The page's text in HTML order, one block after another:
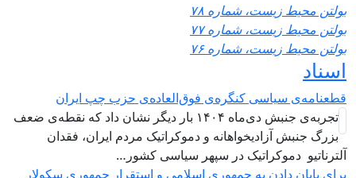
محیط زیست، شماره ۷۸
محیط زیست، شماره ۷۷
محیط زیست، شماره ۷۶
سیاسی کنگره‌ی فوق‌العاده‌ی حزب چپ ایران
تجربه‌ی جنبش دی‌ماه ۱۴۰۴ بار دیگر نشان داد که نقطه‌ی ضعف
بزرگ جنبش آزادیخواهانه و دموکراتیک مردم ایران، فقدان
دموکراتیک در سپهر سیاسی کشور…
پایان دادن به جمهوری اسلامی و استقرار جمهوری سکولار